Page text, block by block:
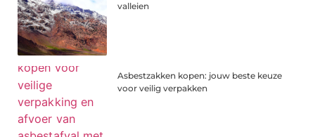
valleien
Asbestzakken kopen: jouw beste keuze
voor veilig verpakken